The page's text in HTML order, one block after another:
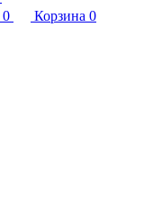
0 Корзина 0